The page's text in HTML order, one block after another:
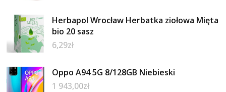
Herbapol Wrocław Herbatka ziołowa Mięta
bio 20 sasz
6,29zł
Oppo A94 5G 8/128GB Niebieski
1 943,00zł